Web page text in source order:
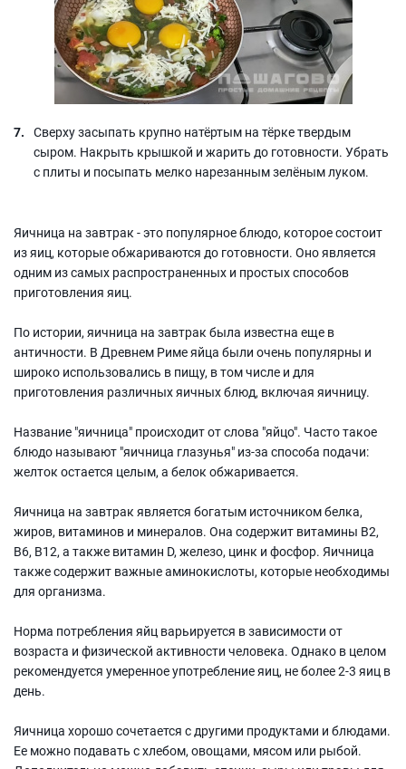
Сверху засыпать крупно натёртым на тёрке твердым
сыром. Накрыть крышкой и жарить до готовности. Убрать
с плиты и посыпать мелко нарезанным зелёным луком.
Яичница на завтрак - это популярное блюдо, которое состоит
из яиц, которые обжариваются до готовности. Оно является
одним из самых распространенных и простых способов
приготовления яиц.
По истории, яичница на завтрак была известна еще в
античности. В Древнем Риме яйца были очень популярны и
широко использовались в пищу, в том числе и для
приготовления различных яичных блюд, включая яичницу.
Название "яичница" происходит от слова "яйцо". Часто такое
блюдо называют "яичница глазунья" из-за способа подачи:
желток остается целым, а белок обжаривается.
Яичница на завтрак является богатым источником белка,
жиров, витаминов и минералов. Она содержит витамины B2,
B6, B12, а также витамин D, железо, цинк и фосфор. Яичница
также содержит важные аминокислоты, которые необходимы
для организма.
Норма потребления яйц варьируется в зависимости от
возраста и физической активности человека. Однако в целом
рекомендуется умеренное употребление яиц, не более 2-3 яиц в
день.
Яичница хорошо сочетается с другими продуктами и блюдами.
Ее можно подавать с хлебом, овощами, мясом или рыбой.